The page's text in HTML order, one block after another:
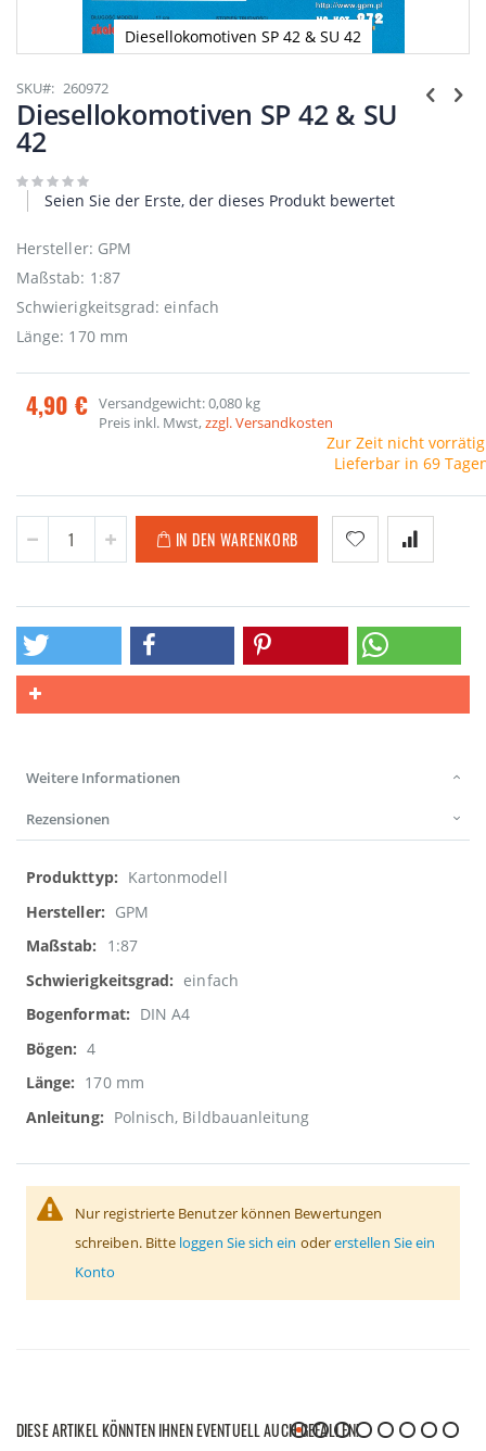
Diesellokomotiven SP 42 & SU 42
Anfang
der
Bildgalerie
springen
SKU 260972
Diesellokomotiven SP 42 & SU
42
Seien Sie der Erste, der dieses Produkt bewertet
Hersteller: GPM
Maßstab: 1:87
Schwierigkeitsgrad: einfach
Länge: 170 mm
4,90 € Versandgewicht: 0,080 kg
Preis inkl. Mwst,zzgl. Versandkosten
Zur Zeit nicht
Lieferbar in 69
IN DEN WARENKORB
Weitere Informationen
Rezensionen
Weitere
Informationen
Kartonmodell
GPM
1:87
einfach
DIN A4
4
170 mm
Polnisch, Bildbauanleitung
Nur registrierte Benutzer können Bewertungen
schreiben. Bitte loggen Sie sich ein odererstellen Sie ein
Konto
DIESE ARTIKEL KÖNNTEN IHNEN EVENTUELL AUCH GEFALLEN!